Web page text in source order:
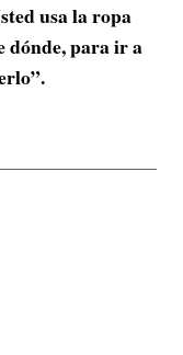
usa la ropa
dónde, para ir a